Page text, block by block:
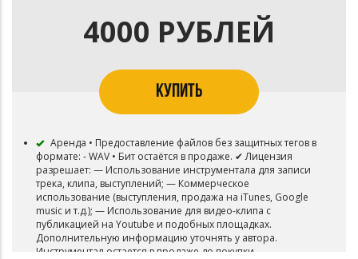
4000 РУБЛЕЙ
КУПИТЬ
Аренда • Предоставление файлов без защитных тегов в
формате: - WAV • Бит остаётся в продаже. ✔ Лицензия
разрешает: — Использование инструментала для записи
трека, клипа, выступлений; — Коммерческое
использование (выступления, продажа на iTunes, Google
music и т.д.); — Использование для видео-клипа с
публикацией на Youtube и подобных площадках.
Дополнительную информацию уточнять у автора.
Инструментал остается в продаже до покупки